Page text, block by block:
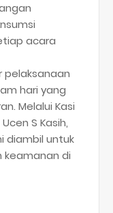
acara
pelaksanaan
hari yang
Melalui Kasi
S Kasih,
diambil untuk
keamanan di